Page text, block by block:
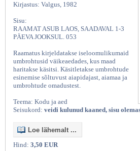
Kirjastus: Valgus, 1982
Sisu:
RAAMAT ASUB LAOS, SAADAVAL 1-3
PÄEVA JOOKSUL. 053
Raamatus kirjeldatakse iseloomulikumaid
umbrohtusid väikeaedades, kus maad
haritakse käsitsi. Käsitletakse umbrohtude
esinemise sõltuvust aiapidajast, aiamaa ja
umbrohtude omadustest.
Teema: Kodu ja aed
Seisukord: veidi kulunud kaaned, sisu
Loe lähemalt ...
Hind: 3,50 EUR